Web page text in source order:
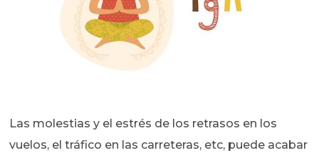
Las molestias y el estrés de los retrasos en los
vuelos, el tráfico en las carreteras, etc, puede acabar